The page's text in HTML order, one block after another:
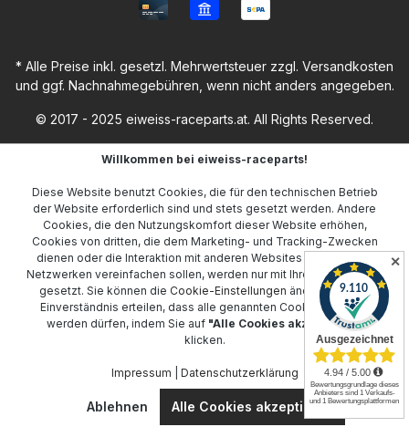
* Alle Preise inkl. gesetzl. Mehrwertsteuer zzgl. Versandkosten
und ggf. Nachnahmegebühren, wenn nicht anders angegeben.
© 2017 - 2025 eiweiss-raceparts.at. All Rights Reserved.
Willkommen bei eiweiss-raceparts!
Diese Website benutzt Cookies, die für den technischen Betrieb
der Website erforderlich sind und stets gesetzt werden. Andere
Cookies, die den Nutzungskomfort dieser Website erhöhen,
Cookies von dritten, die dem Marketing- und Tracking-Zwecken
dienen oder die Interaktion mit anderen Websites und sozialen
Netzwerken vereinfachen sollen, werden nur mit Ihrer Zustimmung
gesetzt. Sie können die Cookie-Einstellungen ändern oder Ihr
Einverständnis erteilen, dass alle genannten Cookies gesetzt
werden dürfen, indem Sie auf "Alle Cookies akzeptieren"
klicken.
Impressum Datenschutzerklärung
Ablehnen Alle Cookies akzeptieren
✕